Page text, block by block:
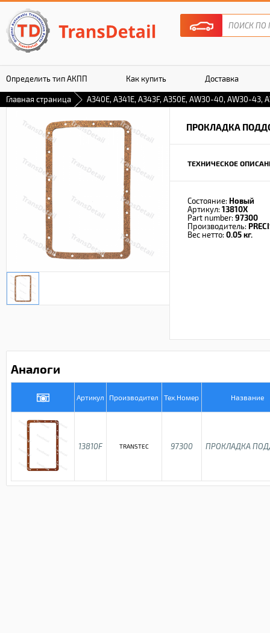
Определить тип АКПП Как купить Доставка
Гарантия
Главная страница A340E, A341E, A343F, A350E, AW30-40, AW30-43,
ПРОКЛАДКА
ТЕХНИЧЕСКОЕ
Состояние: Новый
Артикул: 13810X
Part number: 97300
Производитель:
Вес нетто: 0.05 кг.
Аналоги
Артикул Производител Тех.Номер Название
13810F TRANSTEC 97300 ПРОКЛАДКА